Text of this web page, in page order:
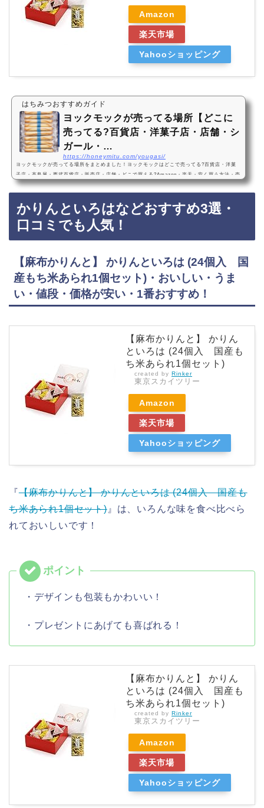
Amazon
楽天市場
Yahooショッピング
はちみつおすすめガイド
ヨックモックが売ってる場所【どこに
売ってる?百貨店・洋菓子店・店舗・シ
ガール・…
https://honeymitu.com/yougasi/
ヨックモックが売ってる場所をまとめました！ヨックモックはどこで売ってる?百貨店・洋菓
子店・高島屋・西武百貨店・販売店・店舗・どこで買える?Amazon・楽天・安く買う方法・売
ってない?シガールヨックモックは、高島屋や西武百貨店などのデパートや、洋菓子店に売っ
ポイントもついてお得に買えるのでおすすめです！ヨックモックおすすめ3選・口コミでも人
気ヨックモック YOKUMOKU シガール (20本入り)・おいしい？まずい？袋入り・バターの風
かりんといろはなどおすすめ3選・
口コミでも人気！
【麻布かりんと】 かりんといろは (24個入 国
産もち米あられ1個セット)・おいしい・うま
い・値段・価格が安い・1番おすすめ！
【麻布かりんと】 かりん
といろは (24個入 国産も
ち米あられ1個セット)
created by Rinker
東京スカイツリー
Amazon
楽天市場
Yahooショッピング
『【麻布かりんと】 かりんといろは (24個入 国産も
ち米あられ1個セット)』は、いろんな味を食べ比べら
れておいしいです！
・デザインも包装もかわいい！
・プレゼントにあげても喜ばれる！
【麻布かりんと】 かりん
といろは (24個入 国産も
ち米あられ1個セット)
created by Rinker
東京スカイツリー
Amazon
楽天市場
Yahooショッピング